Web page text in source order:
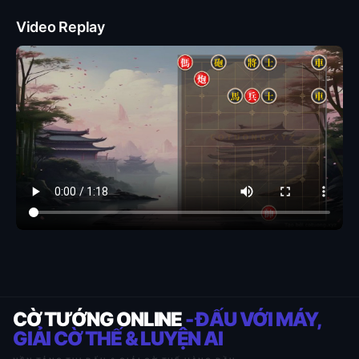
Video Replay
CỜ TƯỚNG ONLINE- ĐẤU VỚI MÁY,
GIẢI CỜ THẾ & LUYỆN AI